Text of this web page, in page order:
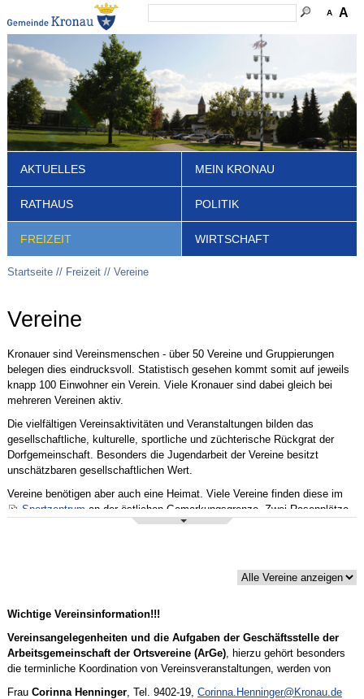
A A
AKTUELLES MEIN KRONAU
RATHAUS POLITIK
FREIZEIT WIRTSCHAFT
Startseite Freizeit Vereine
Vereine
Kronauer sind Vereinsmenschen - über 50 Vereine und Gruppierungen
belegen dies eindrucksvoll. Statistisch gesehen kommt somit auf jeweils
knapp 100 Einwohner ein Verein. Viele Kronauer sind dabei gleich bei
mehreren Vereinen aktiv.
Die vielfältigen Vereinsaktivitäten und Veranstaltungen bilden das
gesellschaftliche, kulturelle, sportliche und züchterische Rückgrat der
Dorfgemeinschaft. Besonders die Jugendarbeit der Vereine besitzt
unschätzbaren gesellschaftlichen Wert.
Vereine benötigen aber auch eine Heimat. Viele Vereine finden diese im
Sportzentrum an der östlichen Gemarkungsgrenze. Zwei Rasenplätze
und Leichtathletikanlagen sowie die
Mehrzweckhalle
Die Vereinsheime des VfR "Olympia" Kronau und der Turn- und
Sportgemeinde (TSG) ergänzen die gemeindlichen Angebote. Daneben hat
Der Tennisclub "Blau-Weiß", die Kegelvereinigung, der Gesangverein
"Frohsinn", der Reisetaubenverein "Heimatliebe", die Kronauer
KarnevalsGesellschaft, der Verein "Wandern, Freizeit und mehr", der
Sportschützenverein sowie der Automobilclub, als auch der
Anlagen im Vereinsgelände Mühlhaag ein regelrechtes Vereinszentrum.
Wichtige Vereinsinformation!!!
Vereinsangelegenheiten und die Aufgaben der Geschäftsstelle der
Arbeitsgemeinschaft der Ortsvereine (ArGe), hierzu gehört besonders
die terminliche Koordination von Vereinsveranstaltungen, werden von
Frau Corinna Henninger, Tel. 9402-19, Corinna.Henninger@Kronau.de